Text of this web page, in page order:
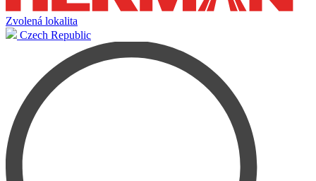
Zvolená lokalita
Czech Republic